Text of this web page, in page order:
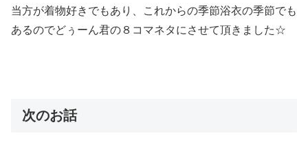
当方が着物好きでもあり、これからの季節浴衣の季節でも
あるのでどぅーん君の８コマネタにさせて頂きました☆
次のお話